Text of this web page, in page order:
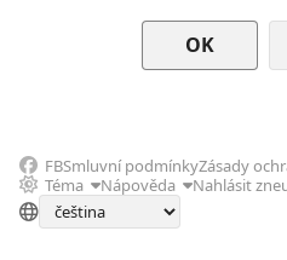
FBSmluvní podmínkyZásady
Téma
Nápověda Nahlásit